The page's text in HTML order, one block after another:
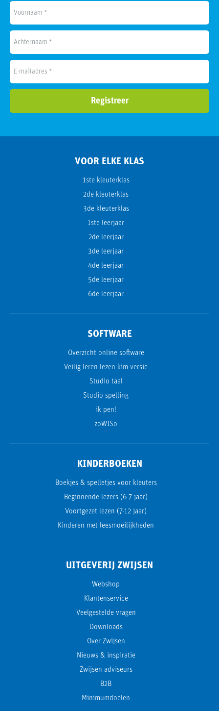
VOOR ELKE KLAS
1ste kleuterklas
2de kleuterklas
3de kleuterklas
1ste leerjaar
2de leerjaar
3de leerjaar
4de leerjaar
5de leerjaar
6de leerjaar
SOFTWARE
Overzicht online software
Veilig leren lezen kim-versie
Studio taal
Studio spelling
ik pen!
zoWISo
KINDERBOEKEN
Boekjes & spelletjes voor kleuters
Beginnende lezers (6-7 jaar)
Voortgezet lezen (7-12 jaar)
Kinderen met leesmoeilijkheden
UITGEVERIJ ZWIJSEN
Webshop
Klantenservice
Veelgestelde vragen
Downloads
Over Zwijsen
Nieuws & inspiratie
Zwijsen adviseurs
B2B
Minimumdoelen